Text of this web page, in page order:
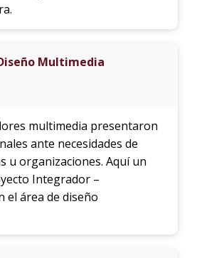
Multimedia
multimedia presentaron
ante necesidades de
u organizaciones. Aquí un
Integrador –
el área de diseño